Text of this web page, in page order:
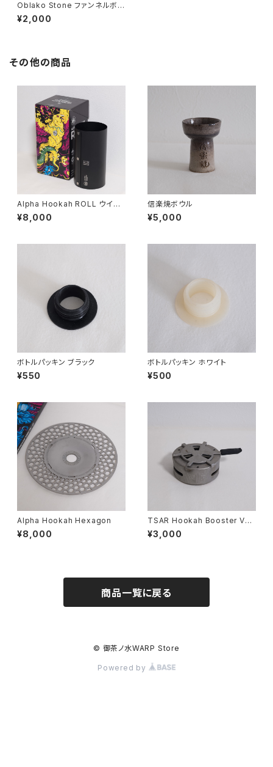
Oblako Stone ファンネルボウ
ル
¥2,000
その他の商品
Alpha Hookah ROLL ウイン
ドスクリーン
¥8,000
信楽焼ボウル
¥5,000
ボトルパッキン ブラック
¥550
ボトルパッキン ホワイト
¥500
Alpha Hookah Hexagon
¥8,000
TSAR Hookah Booster V2
HMD
¥3,000
商品一覧に戻る
© 御茶ノ水WARP Store
Powered by